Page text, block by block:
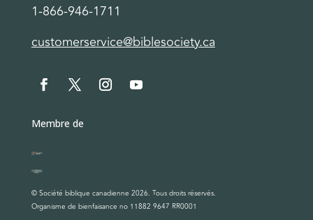
1-866-946-1711
customerservice@biblesociety.ca
Membre de
© Société biblique canadienne 2026. Tous droits réservés.
Organisme de bienfaisance no 11882 9647 RR0001